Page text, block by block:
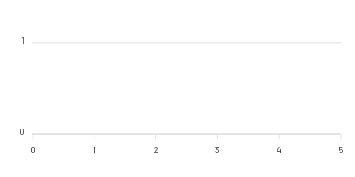
1
0
0 1 2 3 4 5